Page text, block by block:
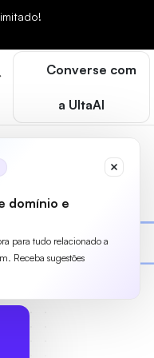
Converse com
a UltaAI
domínio e
para tudo relacionado a
Receba sugestões